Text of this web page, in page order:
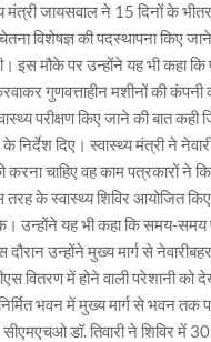
मंत्री जायसवाल ने 15 दिनों के
विशेषज्ञ की पदस्थापना किए
इस मौके पर उन्होंने यह भी कहा कि
गुणवत्ताहीन मशीनों की
परीक्षण किए जाने की बात
दिए। स्वास्थ्य मंत्री ने
चाहिए वह काम पत्रकारों ने
के स्वास्थ्य शिविर आयोजित
उन्होंने यह भी कहा कि समय-समय
उन्होंने मुख्य मार्ग से
वितरण में होने वाली परेशानी
भवन में मुख्य मार्ग से भवन
सीएमएचओ डॉ. तिवारी ने शिविर में